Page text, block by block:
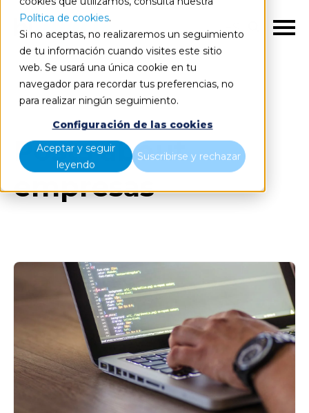
Política de cookies.
Si no aceptas, no realizaremos un seguimiento
de tu información cuando visites este sitio
web. Se usará una única cookie en tu
navegador para recordar tus preferencias, no
para realizar ningún seguimiento.
Configuración de las cookies
Aceptar y seguir
leyendo
Suscribirse y rechazar
ES
Blog Todos los artículos
Posts about
empresas